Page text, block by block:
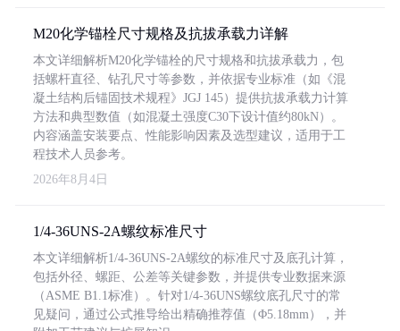
M20化学锚栓尺寸规格及抗拔承载力详解
本文详细解析M20化学锚栓的尺寸规格和抗拔承载力，包
括螺杆直径、钻孔尺寸等参数，并依据专业标准（如《混
凝土结构后锚固技术规程》JGJ 145）提供抗拔承载力计算
方法和典型数值（如混凝土强度C30下设计值约80kN）。
内容涵盖安装要点、性能影响因素及选型建议，适用于工
程技术人员参考。
2026年8月4日
1/4-36UNS-2A螺纹标准尺寸
本文详细解析1/4-36UNS-2A螺纹的标准尺寸及底孔计算，
包括外径、螺距、公差等关键参数，并提供专业数据来源
（ASME B1.1标准）。针对1/4-36UNS螺纹底孔尺寸的常
见疑问，通过公式推导给出精确推荐值（Φ5.18mm），并